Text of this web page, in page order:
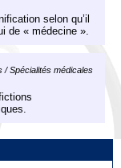
selon qu’il
de « médecine ».
/ Spécialités médicales